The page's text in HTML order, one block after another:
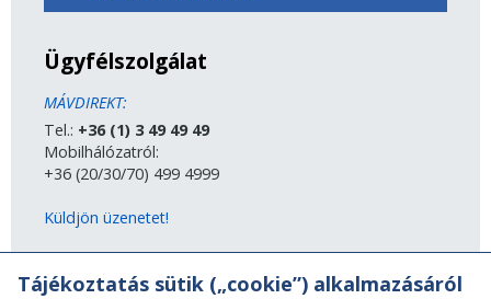
Ügyfélszolgálat
MÁVDIREKT:
Tel.: +36 (1) 3 49 49 49
Mobilhálózatról:
+36 (20/30/70) 499 4999
Küldjön üzenetet!
MÁV-csoport
Tájékoztatás sütik („cookie”) alkalmazásáról